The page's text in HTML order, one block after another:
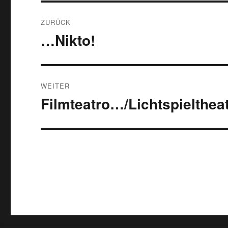
ZURÜCK
Vorheriger
…Nikto!
WEITER
Nächster
Filmteatro…/